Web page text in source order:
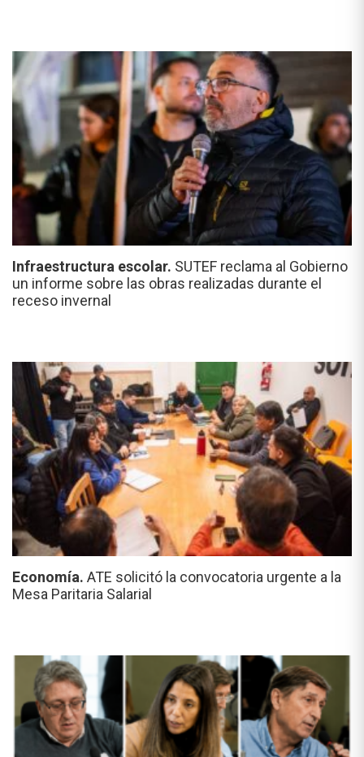
Infraestructura escolar. SUTEF reclama al Gobierno
un informe sobre las obras realizadas durante el
receso invernal
Economía. ATE solicitó la convocatoria urgente a la
Mesa Paritaria Salarial